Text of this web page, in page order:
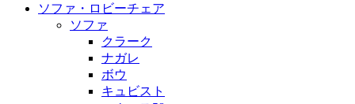
ソファ・ロビーチェア
ソファ
クラーク
ナガレ
ボウ
キュビスト